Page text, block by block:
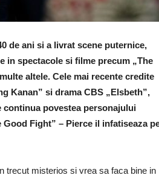
de ani si a livrat scene puternice,
in spectacole si filme precum „The
altele. Cele mai recente credite
Kanan” si drama CBS „Elsbeth”,
continua povestea personajului
Fight” – Pierce il infatiseaza
trecut misterios si vrea sa faca bine in